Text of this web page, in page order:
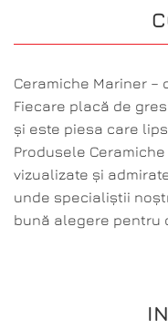
Ceramiche Mariner –
Fiecare placă de
și este piesa care
Produsele Ceramiche
vizualizate și
unde specialiștii
bună alegere pentru